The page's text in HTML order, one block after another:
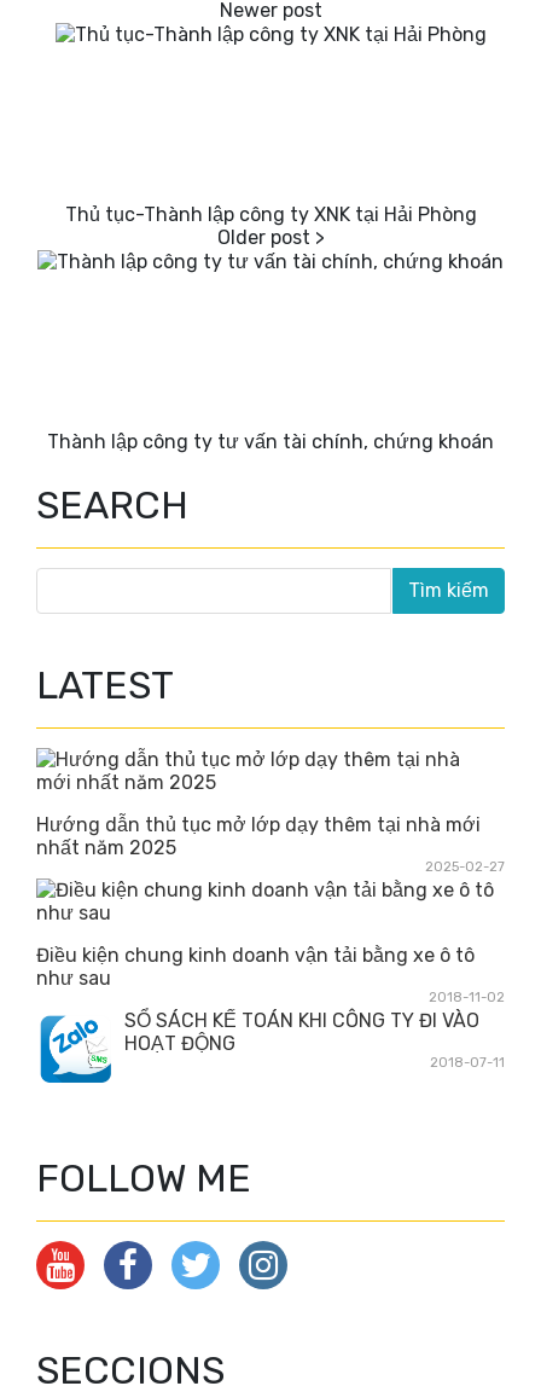
Thủ tục-Thành lập công ty XNK tại Hải Phòng
Thành lập công ty tư vấn tài chính, chứng khoán
SEARCH
LATEST
Hướng dẫn thủ tục mở lớp dạy thêm tại nhà mới
nhất năm 2025
2025-02-27
Điều kiện chung kinh doanh vận tải bằng xe ô tô
như sau
2018-11-02
SỔ SÁCH KẾ TOÁN KHI CÔNG TY ĐI VÀO
HOẠT ĐỘNG
2018-07-11
FOLLOW ME
SECCIONS